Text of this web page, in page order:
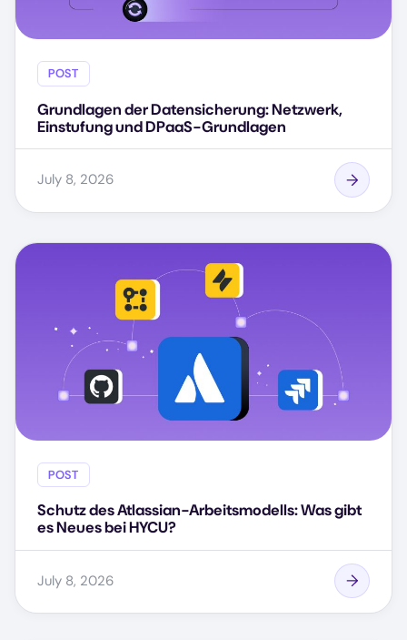
POST
Grundlagen der Datensicherung: Netzwerk,
Einstufung und DPaaS-Grundlagen
July 8, 2026
POST
Schutz des Atlassian-Arbeitsmodells: Was gibt
es Neues bei HYCU?
July 8, 2026